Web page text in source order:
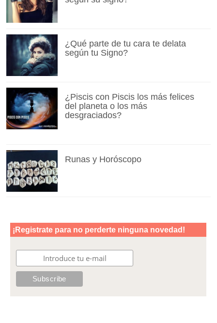
¿Qué parte de tu cara te delata
según tu Signo?
¿Piscis con Piscis los más felices
del planeta o los más
desgraciados?
Runas y Horóscopo